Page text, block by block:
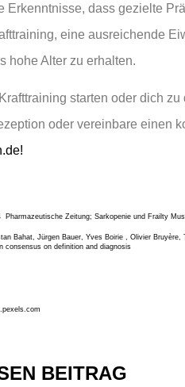
Erkenntnisse, dass gezielte
eine ausreichende
hohe Alter zu erhalten.
starten oder dich
oder vereinbare einen
Pharmazeutische Zeitung; Sarkopenie und Frailty
Bahat, Jürgen Bauer, Yves Boirie , Olivier
consensus on definition and diagnosis
BEITRAG